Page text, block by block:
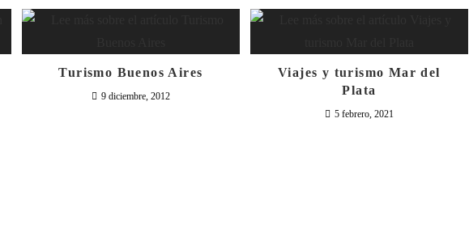
Turismo Buenos Aires
9 diciembre, 2012
Viajes y turismo Mar del
Plata
5 febrero, 2021